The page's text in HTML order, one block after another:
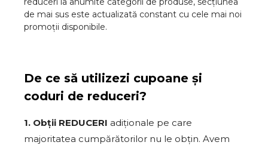
de mai sus este actualizată constant cu cele mai noi
promoții disponibile.
De ce să utilizezi cupoane și
coduri de reduceri?
1. Obții REDUCERI adiționale pe care
majoritatea cumpărătorilor nu le obțin. Avem